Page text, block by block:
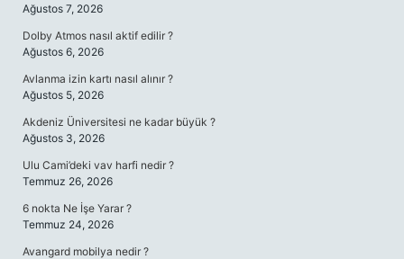
Ağustos 7, 2026
Dolby Atmos nasıl aktif edilir ?
Ağustos 6, 2026
Avlanma izin kartı nasıl alınır ?
Ağustos 5, 2026
Akdeniz Üniversitesi ne kadar büyük ?
Ağustos 3, 2026
Ulu Cami’deki vav harfi nedir ?
Temmuz 26, 2026
6 nokta Ne İşe Yarar ?
Temmuz 24, 2026
Avangard mobilya nedir ?